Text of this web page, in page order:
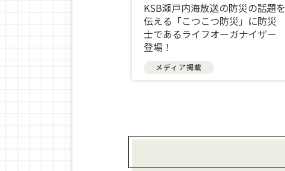
KSB瀬戸内海放送の防災の話題を
伝える「こつこつ防災」に防災
士であるライフオーガナイザー
登場！
メディア掲載